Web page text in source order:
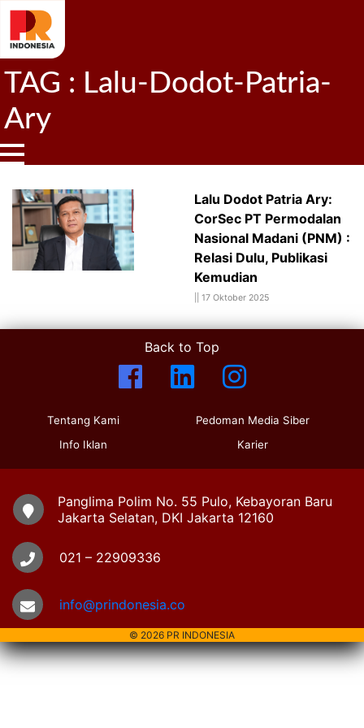
TAG : Lalu-Dodot-Patria-
Ary
Lalu Dodot Patria Ary:
CorSec PT Permodalan
Nasional Madani (PNM) :
Relasi Dulu, Publikasi
Kemudian
17 Oktober 2025
Back to Top
Tentang Kami
Info Iklan
Pedoman Media Siber
Karier
Panglima Polim No. 55 Pulo, Kebayoran Baru
Jakarta Selatan, DKI Jakarta 12160
021 – 22909336
info@prindonesia.co
© 2026 PR INDONESIA